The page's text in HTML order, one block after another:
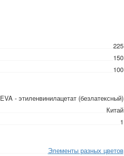
225
150
100
EVA - этиленвинилацетат (безлатексный)
Китай
1
Элементы разных цветов